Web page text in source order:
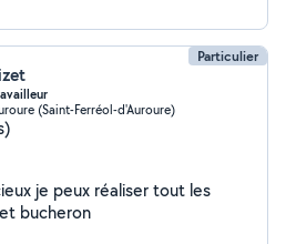
Particulier
(Saint-Ferréol-d'Auroure)
je peux réaliser tout les
bucheron